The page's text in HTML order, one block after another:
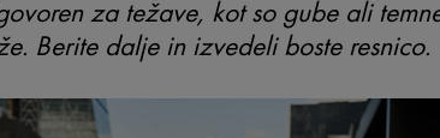
za težave, kot so gube ali
Berite dalje in izvedeli boste resnico.